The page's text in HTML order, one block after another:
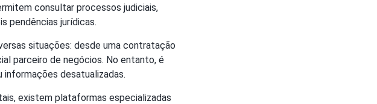
consultar processos judiciais,
pendências jurídicas.
situações: desde uma contratação
parceiro de negócios. No entanto, é
desatualizadas.
existem plataformas especializadas